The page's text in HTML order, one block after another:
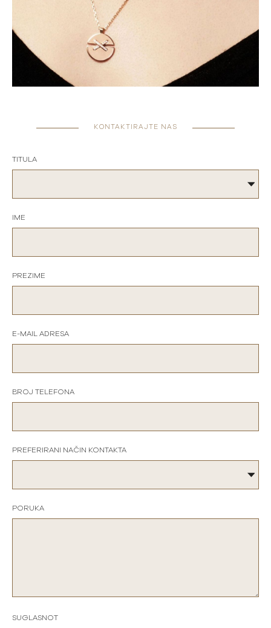
KONTAKTIRAJTE NAS
TITULA
IME
PREZIME
E-MAIL ADRESA
BROJ TELEFONA
PREFERIRANI NAČIN KONTAKTA
PORUKA
SUGLASNOT